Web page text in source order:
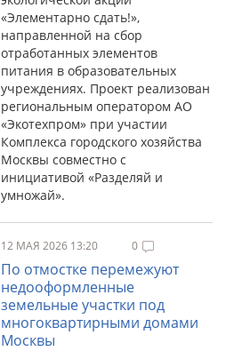
«Элементарно сдать!»,
направленной на сбор
отработанных элементов
питания в образовательных
учреждениях. Проект реализован
региональным оператором АО
«Экотехпром» при участии
Комплекса городского хозяйства
Москвы совместно с
инициативой «Разделяй и
умножай».
12 МАЯ 2026 13:20 0
По отмостке перемежуют
недооформленные
земельные участки под
многоквартирными домами
Москвы